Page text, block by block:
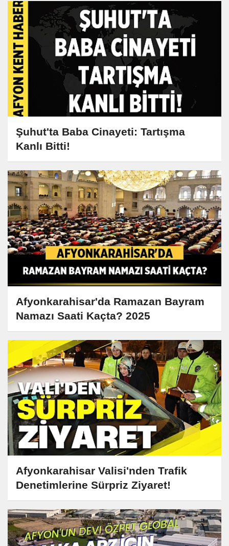
Şuhut'ta Baba Cinayeti: Tartışma
Kanlı Bitti!
Afyonkarahisar'da Ramazan Bayram
Namazı Saati Kaçta? 2025
Afyonkarahisar Valisi'nden Trafik
Denetimlerine Sürpriz Ziyaret!